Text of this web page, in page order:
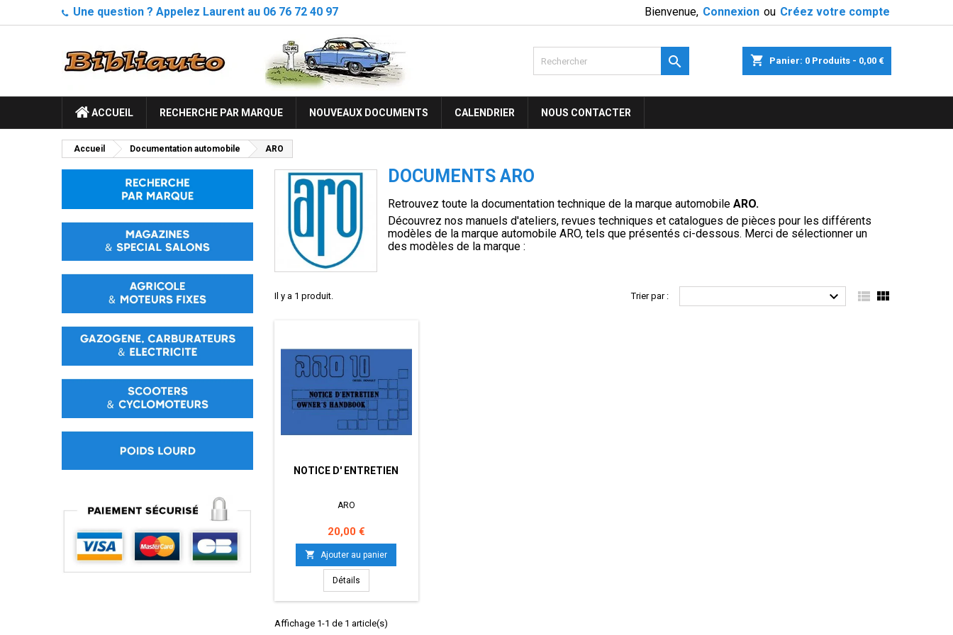
Une question ? Appelez Laurent au 06 76 72 40 97 Bienvenue, Connexion ou Créez votre compte
shopping_cart Panier: 0 Produits - 0,00 €

ACCUEIL RECHERCHE PAR MARQUE NOUVEAUX DOCUMENTS CALENDRIER NOUS CONTACTER
Accueil Documentation automobile ARO
DOCUMENTS ARO
Retrouvez toute la documentation technique de la marque automobile ARO.
Découvrez nos manuels d'ateliers, revues techniques et catalogues de pièces pour les différents
modèles de la marque automobile ARO, tels que présentés ci-dessous. Merci de sélectionner un
des modèles de la marque :
Il y a 1 produit. Trier par :   
NOTICE D' ENTRETIEN
ARO
Prix
20,00 €
 Ajouter au panier
Détails
Affichage 1-1 de 1 article(s)